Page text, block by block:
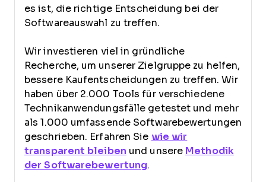
es ist, die richtige Entscheidung bei der
Softwareauswahl zu treffen.
Wir investieren viel in gründliche
Recherche, um unserer Zielgruppe zu helfen,
bessere Kaufentscheidungen zu treffen. Wir
haben über 2.000 Tools für verschiedene
Technikanwendungsfälle getestet und mehr
als 1.000 umfassende Softwarebewertungen
geschrieben. Erfahren Sie wie wir
transparent bleiben und unsere Methodik
der Softwarebewertung.